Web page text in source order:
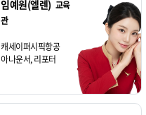
임예원(엘렌) 교육
관
캐세이퍼시픽항공
아나운서, 리포터